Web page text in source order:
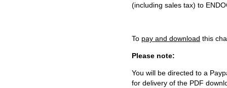
(including sales tax) to
To pay and download this
Please note:
You will be directed to a
for delivery of the PDF